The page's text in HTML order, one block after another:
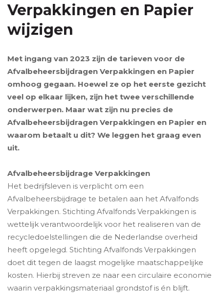
Verpakkingen en Papier
wijzigen
Met ingang van 2023 zijn de tarieven voor de
Afvalbeheersbijdragen Verpakkingen en Papier
omhoog gegaan. Hoewel ze op het eerste gezicht
veel op elkaar lijken, zijn het twee verschillende
onderwerpen. Maar wat zijn nu precies de
Afvalbeheersbijdragen Verpakkingen en Papier en
waarom betaalt u dit? We leggen het graag even
uit.
Afvalbeheersbijdrage Verpakkingen
Het bedrijfsleven is verplicht om een
Afvalbeheersbijdrage te betalen aan het Afvalfonds
Verpakkingen. Stichting Afvalfonds Verpakkingen is
wettelijk verantwoordelijk voor het realiseren van de
recycledoelstellingen die de Nederlandse overheid
heeft opgelegd. Stichting Afvalfonds Verpakkingen
doet dit tegen de laagst mogelijke maatschappelijke
kosten. Hierbij streven ze naar een circulaire economie
waarin verpakkingsmateriaal grondstof is én blijft.